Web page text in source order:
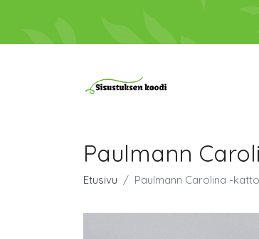
Paulmann
Etusivu Paulmann Carolina -